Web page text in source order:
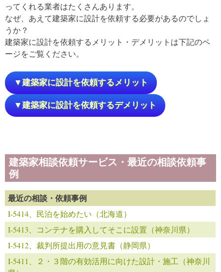
ってくれる業者はたくさんあります。
なぜ、あえて建築家に設計を依頼する必要があるのでしょ
うか？
建築家に設計を依頼するメリット・デメリットは下記のペ
ージをご覧ください。
▼建築家に設計を依頼するメリット
▼建築家に設計を依頼するデメリット
建築家相談依頼サービス・最近の相談依頼事
例
最近の相談・依頼事例
I-5414、民泊を始めたい（北海道）
I-5413、コンテナを購入してそこに設置（神奈川県）
I-5412、裁判所提出用の意見書（静岡県）
I-5411、２・３階の有効活用に向けた設計・施工（神奈川